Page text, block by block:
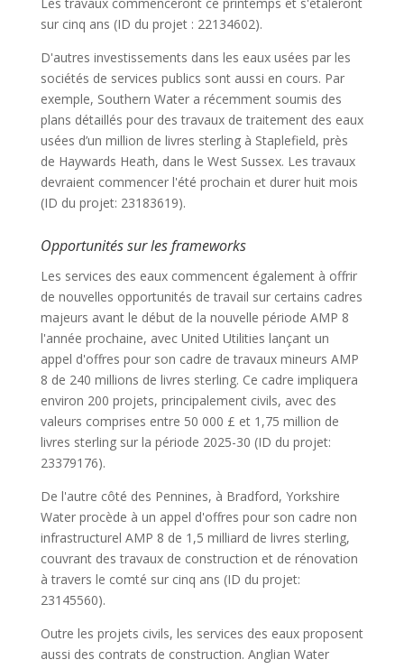
sur cinq ans (ID du projet : 22134602).
D'autres investissements dans les eaux usées par les
sociétés de services publics sont aussi en cours. Par
exemple, Southern Water a récemment soumis des
plans détaillés pour des travaux de traitement des eaux
usées d’un million de livres sterling à Staplefield, près
de Haywards Heath, dans le West Sussex. Les travaux
devraient commencer l'été prochain et durer huit mois
(ID du projet: 23183619).
Opportunités sur les frameworks
Les services des eaux commencent également à offrir
de nouvelles opportunités de travail sur certains cadres
majeurs avant le début de la nouvelle période AMP 8
l'année prochaine, avec United Utilities lançant un
appel d'offres pour son cadre de travaux mineurs AMP
8 de 240 millions de livres sterling. Ce cadre impliquera
environ 200 projets, principalement civils, avec des
valeurs comprises entre 50 000 £ et 1,75 million de
livres sterling sur la période 2025-30 (ID du projet:
23379176).
De l'autre côté des Pennines, à Bradford, Yorkshire
Water procède à un appel d'offres pour son cadre non
infrastructurel AMP 8 de 1,5 milliard de livres sterling,
couvrant des travaux de construction et de rénovation
à travers le comté sur cinq ans (ID du projet:
23145560).
Outre les projets civils, les services des eaux proposent
aussi des contrats de construction. Anglian Water